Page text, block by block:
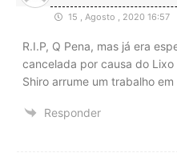
15 , Agosto , 2020 16:57
R.I.P, Q Pena, mas já era
cancelada por causa do
Shiro arrume um trabalho
Responder